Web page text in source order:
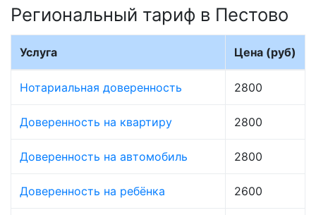
Региональный тариф в Пестово
Услуга Цена (руб)
Нотариальная доверенность 2800
Доверенность на квартиру 2800
Доверенность на автомобиль 2800
Доверенность на ребёнка 2600